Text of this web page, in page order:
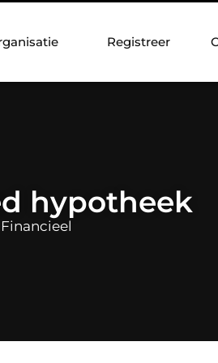
Registreer
hypotheek
Financieel